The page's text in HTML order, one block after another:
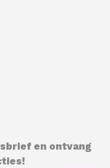
en ontvang